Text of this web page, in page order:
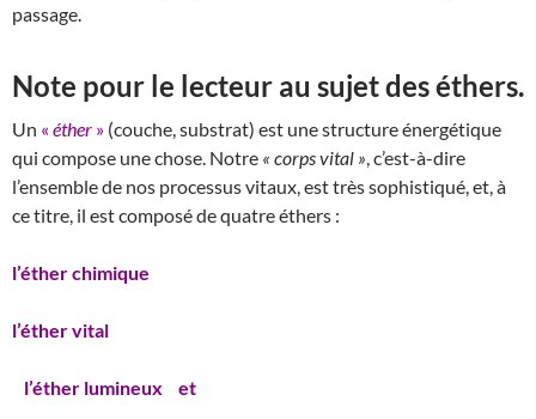
passage.
Note pour le lecteur au sujet des éthers.
Un « éther » (couche, substrat) est une structure énergétique
qui compose une chose. Notre « corps vital » , c’est-à-dire
l’ensemble de nos processus vitaux, est très sophistiqué, et, à
ce titre, il est composé de quatre éthers :
l’éther chimique
l’éther vital
l’éther lumineux et